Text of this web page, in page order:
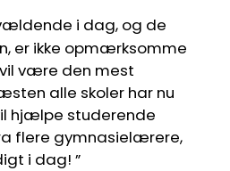
i dag, og de
er ikke opmærksomme
være den mest
alle skoler har nu
hjælpe studerende
flere gymnasielærere,
i dag! ”